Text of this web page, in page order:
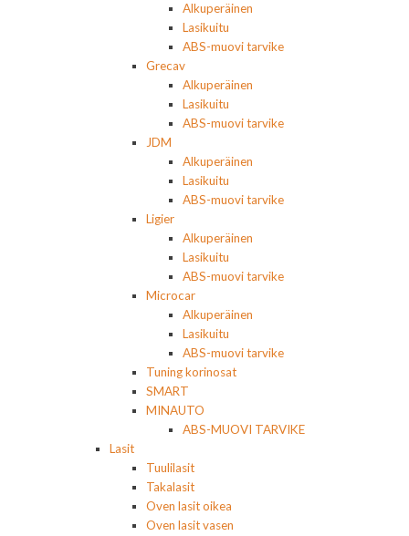
Alkuperäinen
Lasikuitu
ABS-muovi tarvike
Grecav
Alkuperäinen
Lasikuitu
ABS-muovi tarvike
JDM
Alkuperäinen
Lasikuitu
ABS-muovi tarvike
Ligier
Alkuperäinen
Lasikuitu
ABS-muovi tarvike
Microcar
Alkuperäinen
Lasikuitu
ABS-muovi tarvike
Tuning korinosat
SMART
MINAUTO
ABS-MUOVI TARVIKE
Lasit
Tuulilasit
Takalasit
Oven lasit oikea
Oven lasit vasen